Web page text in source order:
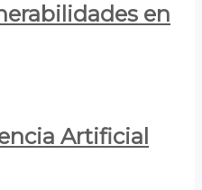
en
Artificial